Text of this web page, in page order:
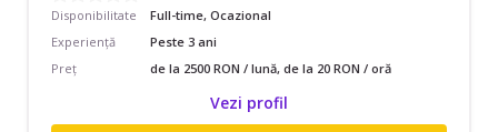
Disponibilitate
Full-time, Ocazional
Experiență
Peste 3 ani
Preț
de la 2500 RON / lună, de la 20 RON / oră
Vezi profil